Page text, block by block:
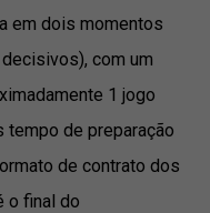
em dois momentos
com um
1 jogo
tempo de preparação
de contrato dos
o final do